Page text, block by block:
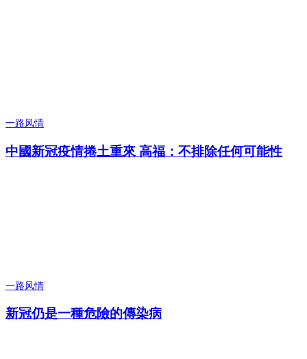
一路风情
中國新冠疫情捲土重來 高福：不排除任何可能性
一路风情
新冠仍是一種危險的傳染病